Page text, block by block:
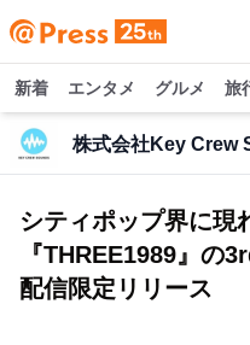
新着 エンタメ グルメ 旅
株式会社Key Crew
シティポップ界に現
『THREE1989』の
配信限定リリース